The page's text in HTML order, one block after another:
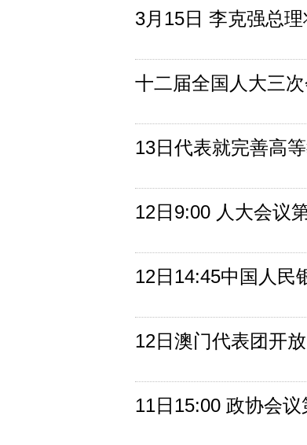
3月15日 李克强总
十二届全国人大三
13日代表就完善高
12日9:00 人大会议
12日14:45中国人民
12日澳门代表团开
11日15:00 政协会